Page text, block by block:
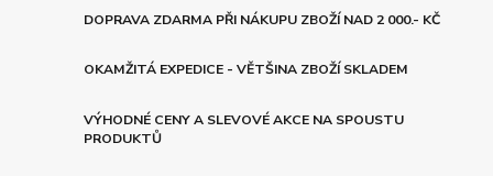
DOPRAVA ZDARMA PŘI NÁKUPU ZBOŽÍ NAD 2 000.- KČ
OKAMŽITÁ EXPEDICE - VĚTŠINA ZBOŽÍ SKLADEM
VÝHODNÉ CENY A SLEVOVÉ AKCE NA SPOUSTU
PRODUKTŮ